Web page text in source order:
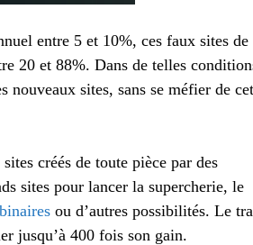
entre 5 et 10%, ces faux sites
20 et 88%. Dans de telles
nouveaux sites, sans se méfier de
créés de toute pièce par des
sites pour lancer la supercherie, le
ou d’autres possibilités. Le
jusqu’à 400 fois son gain.